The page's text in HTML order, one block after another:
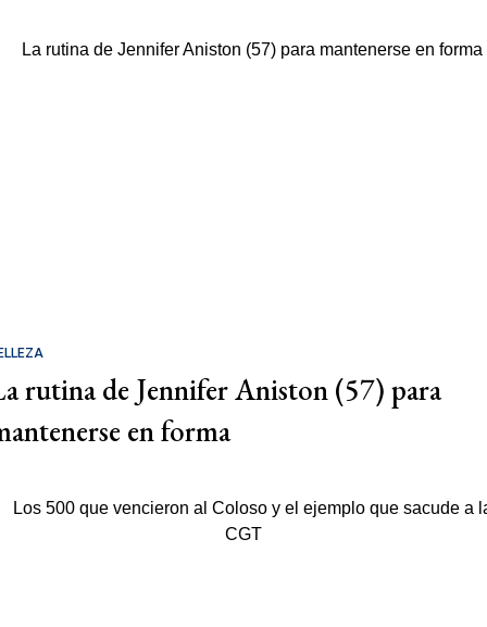
rutina de Jennifer Aniston (57) para
en forma